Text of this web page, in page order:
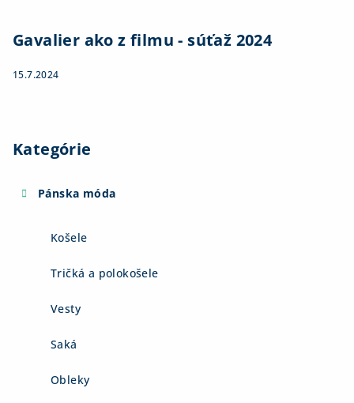
Gavalier ako z filmu - súťaž 2024
15.7.2024
Kategórie
Pánska móda
Košele
Tričká a polokošele
Vesty
Saká
Obleky